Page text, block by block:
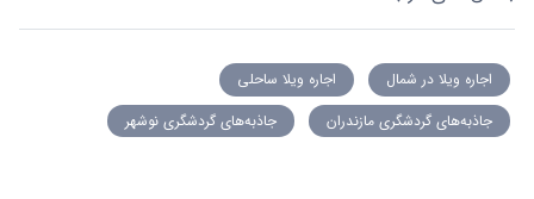
اجاره ویلا در شمال
اجاره ویلا ساحلی
جاذبه‌های گردشگری مازندران
جاذبه‌های گردشگری نوشهر